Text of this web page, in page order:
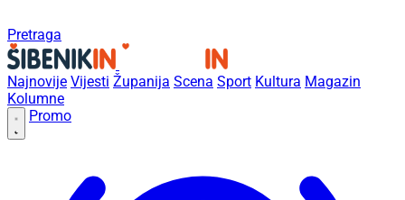
Pretraga
Najnovije Vijesti Županija Scena Sport Kultura Magazin
Kolumne
Promo